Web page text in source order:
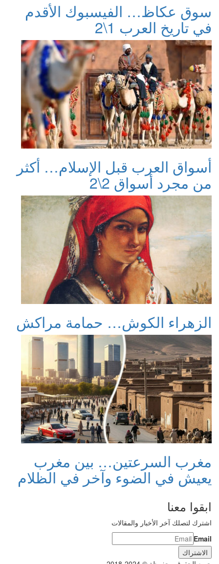
سوق عكاظ… الفيسبوك الأقدم
في تاريخ العرب 1\2
أسواق العرب قبل الإسلام… أكثر
من مجرد أسواق 2\2
الزهراء الكوش… حمامة مراكش
مغرب السرعتين… بين مغرب
يعيش في الضوء وآخر في الظلام
ابقوا معنا
اشترك لتصلك آخر الأخبار والمقالات
Email